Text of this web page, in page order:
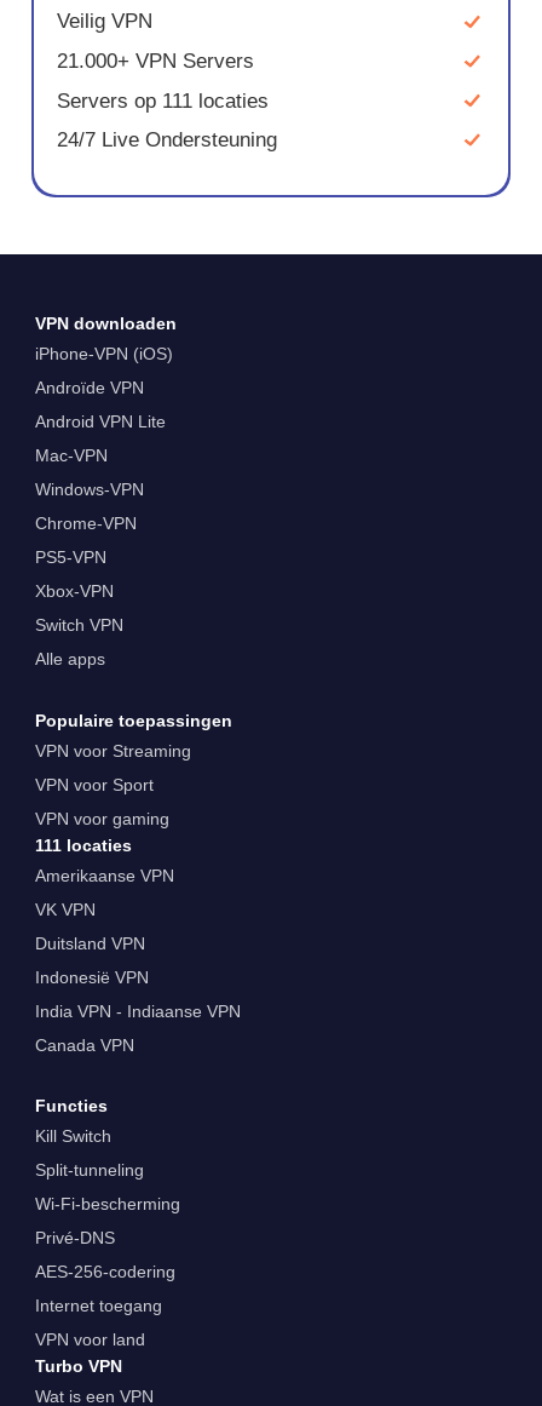
Veilig VPN
21.000+ VPN Servers
Servers op 111 locaties
24/7 Live Ondersteuning
VPN downloaden
iPhone-VPN (iOS)
Androïde VPN
Android VPN Lite
Mac-VPN
Windows-VPN
Chrome-VPN
PS5-VPN
Xbox-VPN
Switch VPN
Alle apps
Populaire toepassingen
VPN voor Streaming
VPN voor Sport
VPN voor gaming
111 locaties
Amerikaanse VPN
VK VPN
Duitsland VPN
Indonesië VPN
India VPN - Indiaanse VPN
Canada VPN
Functies
Kill Switch
Split-tunneling
Wi-Fi-bescherming
Privé-DNS
AES-256-codering
Internet toegang
VPN voor land
Turbo VPN
Wat is een VPN